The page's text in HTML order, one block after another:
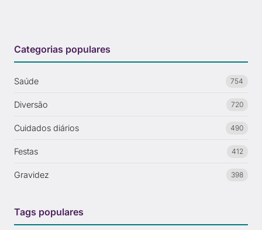
Categorias populares
Saúde 754
Diversão 720
Cuidados diários 490
Festas 412
Gravidez 398
Tags populares